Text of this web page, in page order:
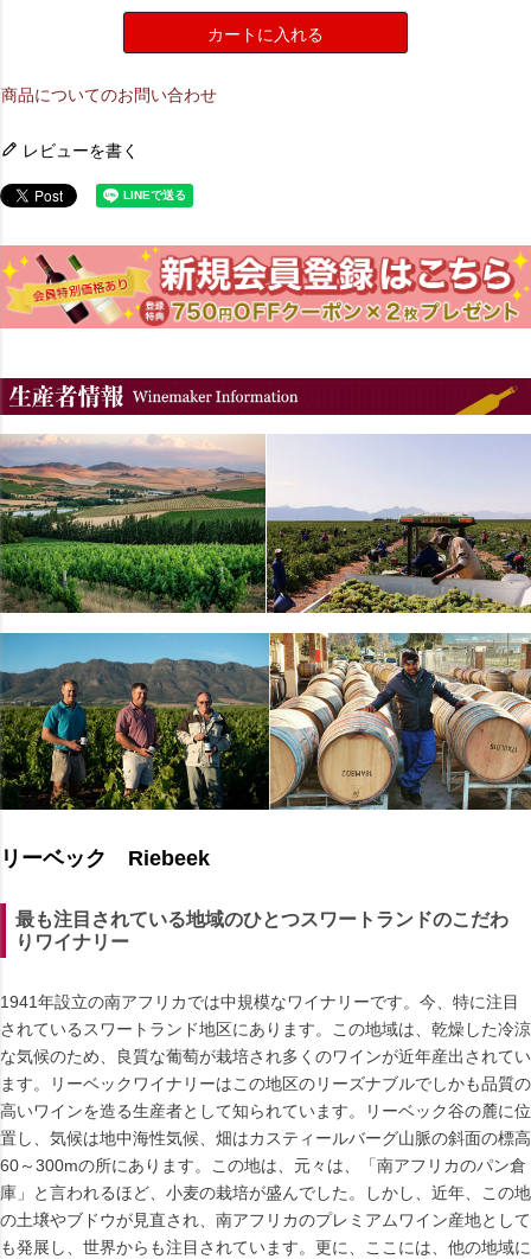
カートに入れる
商品についてのお問い合わせ
レビューを書く
リーベック Riebeek
最も注目されている地域のひとつスワートランドのこだわ
りワイナリー
1941年設立の南アフリカでは中規模なワイナリーです。今、特に注目
されているスワートランド地区にあります。この地域は、乾燥した冷涼
な気候のため、良質な葡萄が栽培され多くのワインが近年産出されてい
ます。リーベックワイナリーはこの地区のリーズナブルでしかも品質の
高いワインを造る生産者として知られています。リーベック谷の麓に位
置し、気候は地中海性気候、畑はカスティールバーグ山脈の斜面の標高
60～300mの所にあります。この地は、元々は、「南アフリカのパン倉
庫」と言われるほど、小麦の栽培が盛んでした。しかし、近年、この地
の土壌やブドウが見直され、南アフリカのプレミアムワイン産地として
も発展し、世界からも注目されています。更に、ここには、他の地域に